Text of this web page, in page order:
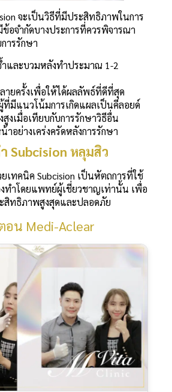
จะเป็นวิธีที่มีประสิทธิภาพในการ
อจำกัดบางประการที่ควรพิจารณา
ารรักษา
ำและบวมหลังทำประมาณ 1-2
ายครั้งเพื่อให้ได้ผลลัพธ์ที่ดีที่สุด
ที่มีแนวโน้มการเกิดแผลเป็นคีลอยด์
สูงเมื่อเทียบกับการรักษาวิธีอื่น
าอย่างเคร่งครัดหลังการรักษา
Subcision หลุมสิว
เทคนิค Subcision เป็นหัตถการที่ใช้
ทำโดยแพทย์ผู้เชี่ยวชาญเท่านั้น เพื่อ
สิทธิภาพสูงสุดและปลอดภัย
อน Medi-Aclear